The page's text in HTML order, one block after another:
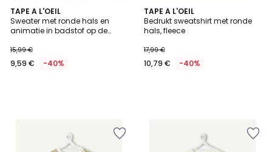
TAPE A L'OEIL
Sweater met ronde hals en
animatie in badstof op de
15,99 €
9,59 € -40%
TAPE A L'OEIL
Bedrukt sweatshirt met ronde
hals, fleece
17,99 €
10,79 € -40%